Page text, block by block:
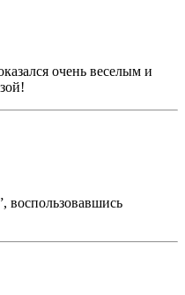
очень веселым и
воспользовавшись